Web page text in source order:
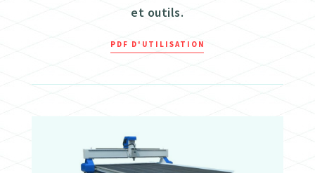
et outils.
PDF D'UTILISATION